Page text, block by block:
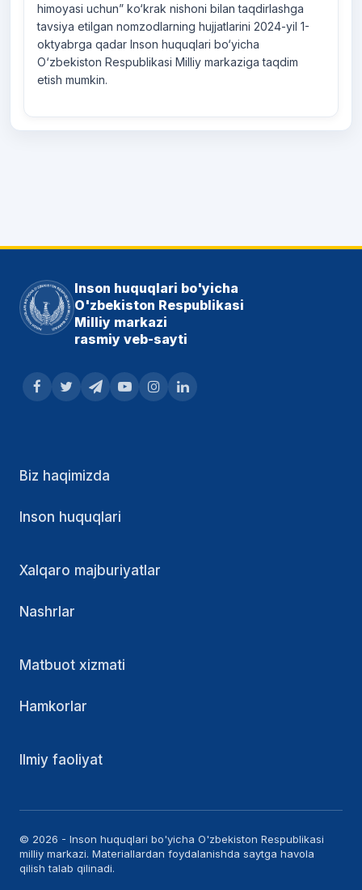
himoyasi uchun” ko‘krak nishoni bilan taqdirlashga
tavsiya etilgan nomzodlarning hujjatlarini 2024-yil 1-
oktyabrga qadar Inson huquqlari bo‘yicha
O‘zbekiston Respublikasi Milliy markaziga taqdim
etish mumkin.
Inson huquqlari bo'yicha
O'zbekiston Respublikasi
Milliy markazi
rasmiy veb-sayti
Biz haqimizda
Inson huquqlari
Xalqaro majburiyatlar
Nashrlar
Matbuot xizmati
Hamkorlar
Ilmiy faoliyat
© 2026 - Inson huquqlari bo'yicha O'zbekiston Respublikasi
milliy markazi. Materiallardan foydalanishda saytga havola
qilish talab qilinadi.